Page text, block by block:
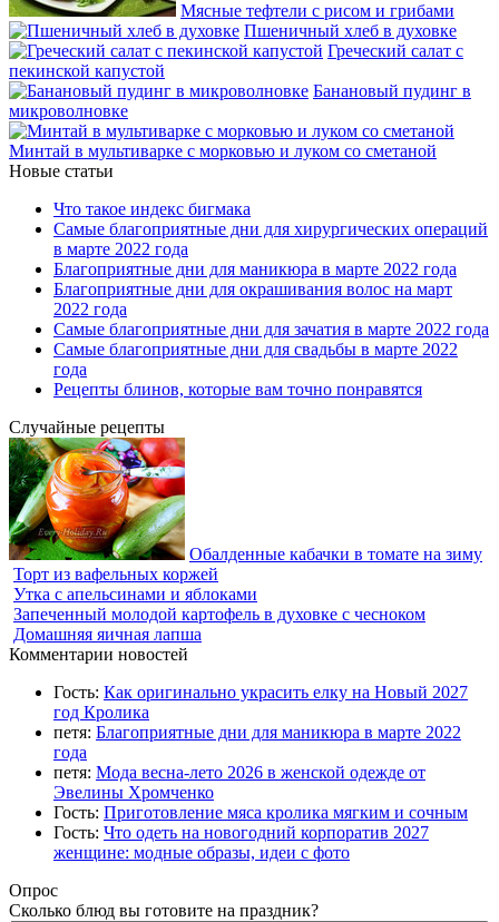
Мясные тефтели с рисом и грибами
Пшеничный хлеб в духовке
Греческий салат с
пекинской капустой
Банановый пудинг в
микроволновке
Минтай в мультиварке с морковью и луком со сметаной
Новые статьи
Что такое индекс бигмака
Самые благоприятные дни для хирургических операций
в марте 2022 года
Благоприятные дни для маникюра в марте 2022 года
Благоприятные дни для окрашивания волос на март
2022 года
Самые благоприятные дни для зачатия в марте 2022 года
Самые благоприятные дни для свадьбы в марте 2022
года
Рецепты блинов, которые вам точно понравятся
Случайные рецепты
Обалденные кабачки в томате на зиму
Торт из вафельных коржей
Утка с апельсинами и яблоками
Запеченный молодой картофель в духовке с чесноком
Домашняя яичная лапша
Комментарии новостей
Гость: Как оригинально украсить елку на Новый 2027
год Кролика
петя: Благоприятные дни для маникюра в марте 2022
года
петя: Мода весна-лето 2026 в женской одежде от
Эвелины Хромченко
Гость: Приготовление мяса кролика мягким и сочным
Гость: Что одеть на новогодний корпоратив 2027
женщине: модные образы, идеи с фото
Опрос
Сколько блюд вы готовите на праздник?